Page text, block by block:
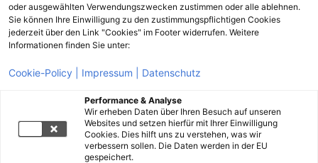
oder ausgewählten Verwendungszwecken zustimmen oder alle ablehnen.
Sie können Ihre Einwilligung zu den zustimmungspflichtigen Cookies
jederzeit über den Link "Cookies" im Footer widerrufen. Weitere
Informationen finden Sie unter:
Cookie-Policy | Impressum | Datenschutz
Performance & Analyse
Wir erheben Daten über Ihren Besuch auf unseren
Websites und setzen hierfür mit Ihrer Einwilligung
Cookies. Dies hilft uns zu verstehen, was wir
verbessern sollen. Die Daten werden in der EU
gespeichert.